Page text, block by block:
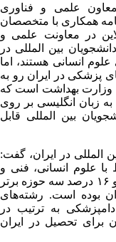
علمی و فناوری
همکاری با متخصصان
در معاونت علمی و
بین المللی در
انسانی هستند، اما
پزشکی در ایران رو به
وزارت بهداشت است که
را به زبان انگلیسی بر روی
بین المللی قابل
المللی در ایران، گفت:
مرتبط با علوم انسانی، فنی و
مهندسی و علوم پزشکی به ترتیب با ۴۷، ۲۳ و ۱۶ درصد سه حوزه برتر
بوده است. رشته‌های
به ترتیب در
برای تحصیل در ایران